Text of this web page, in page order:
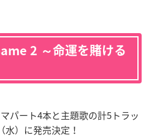
2 ～命運を賭ける
パート4本と主題歌の計5トラッ
水）に発売決定！